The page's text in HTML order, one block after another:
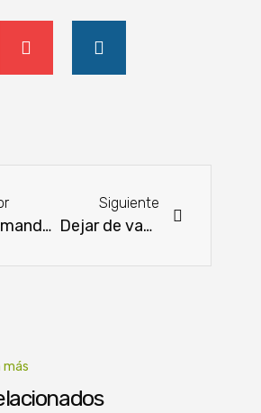
La demanda mundial de carne aumentaría un 14% en la próxima década
Siguiente
Dejar de vacunar contra la aftosa puede representar un aumento de costos
más